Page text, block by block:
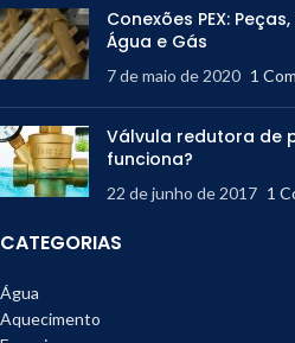
Conexões PEX:
Água e Gás
7 de maio de 2020 1
Válvula redutora de
funciona?
22 de junho de 2017 1
CATEGORIAS
Água
Aquecimento